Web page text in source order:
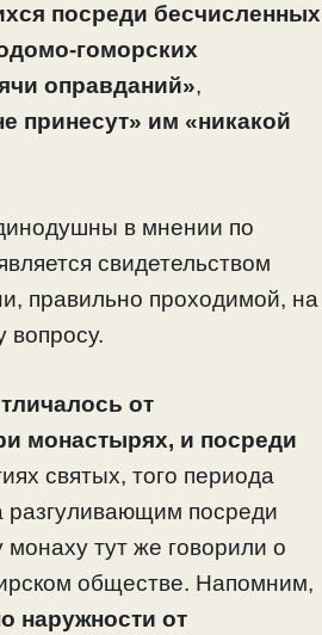
посреди бесчисленных
гоморских
оправданий»,
принесут» им «никакой
в мнении по
свидетельством
правильно проходимой, на
вопросу.
от
монастырях, и посреди
святых, того периода
разгуливающим посреди
монаху тут же говорили о
обществе. Напомним,
наружности от